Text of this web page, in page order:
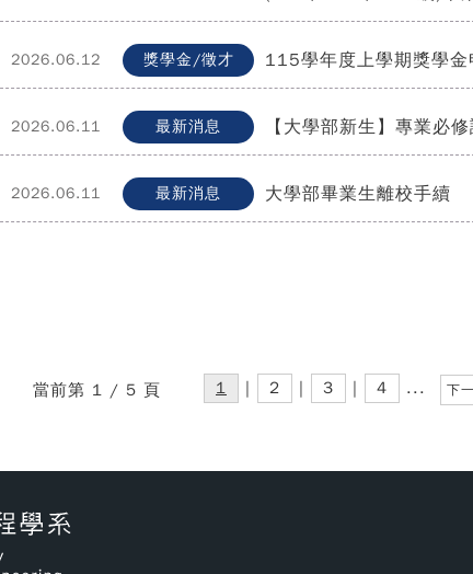
2026.06.12 獎學金/徵才 115學年度上學期獎學金
2026.06.11 最新消息 【大學部新生】專業必
2026.06.11 最新消息 大學部畢業生離校手續
當前第 1 / 5 頁 1 | 2 | 3 | 4 ... 下